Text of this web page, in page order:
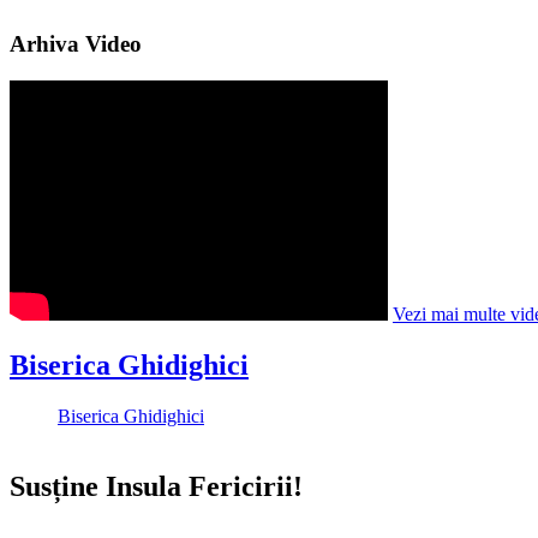
Arhiva Video
Vezi mai multe
Biserica Ghidighici
Biserica Ghidighici
Susține Insula Fericirii!